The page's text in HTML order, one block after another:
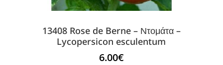
13408 Rose de Berne – Ντομάτα –
Lycopersicon esculentum
6.00€